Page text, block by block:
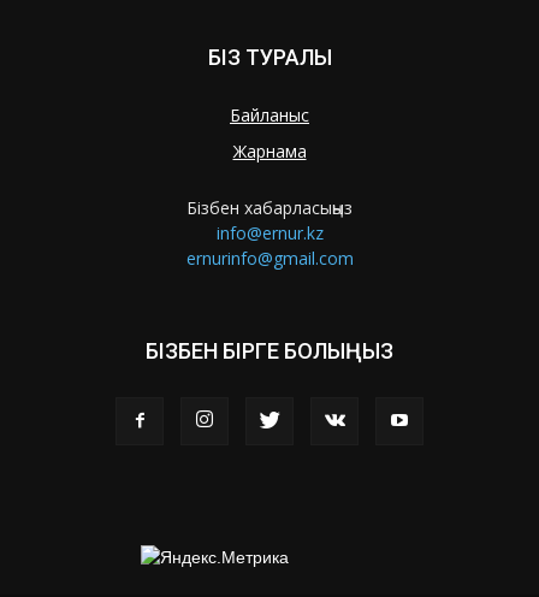
БІЗ ТУРАЛЫ
Байланыс
Жарнама
Бізбен хабарласыңыз
info@ernur.kz
ernurinfo@gmail.com
БІЗБЕН БІРГЕ БОЛЫҢЫЗ